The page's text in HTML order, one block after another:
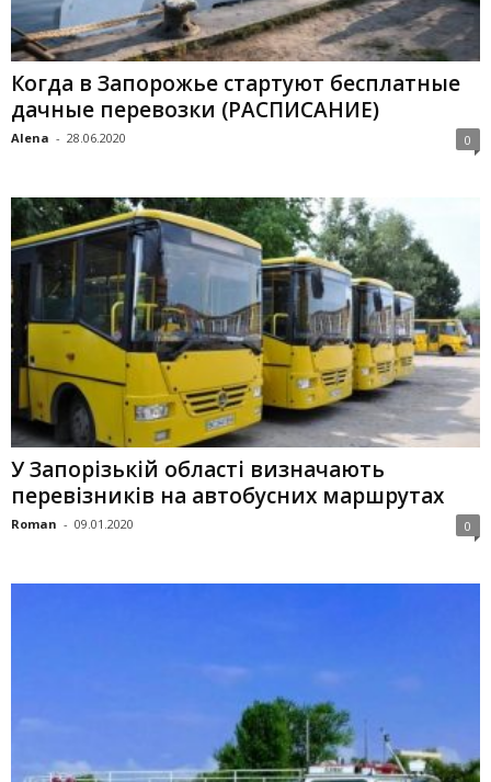
Когда в Запорожье стартуют бесплатные
дачные перевозки (РАСПИСАНИЕ)
Alena - 28.06.2020 0
У Запорiзькiй областi визначають
перевiзникiв на автобусних маршрутах
Roman - 09.01.2020 0